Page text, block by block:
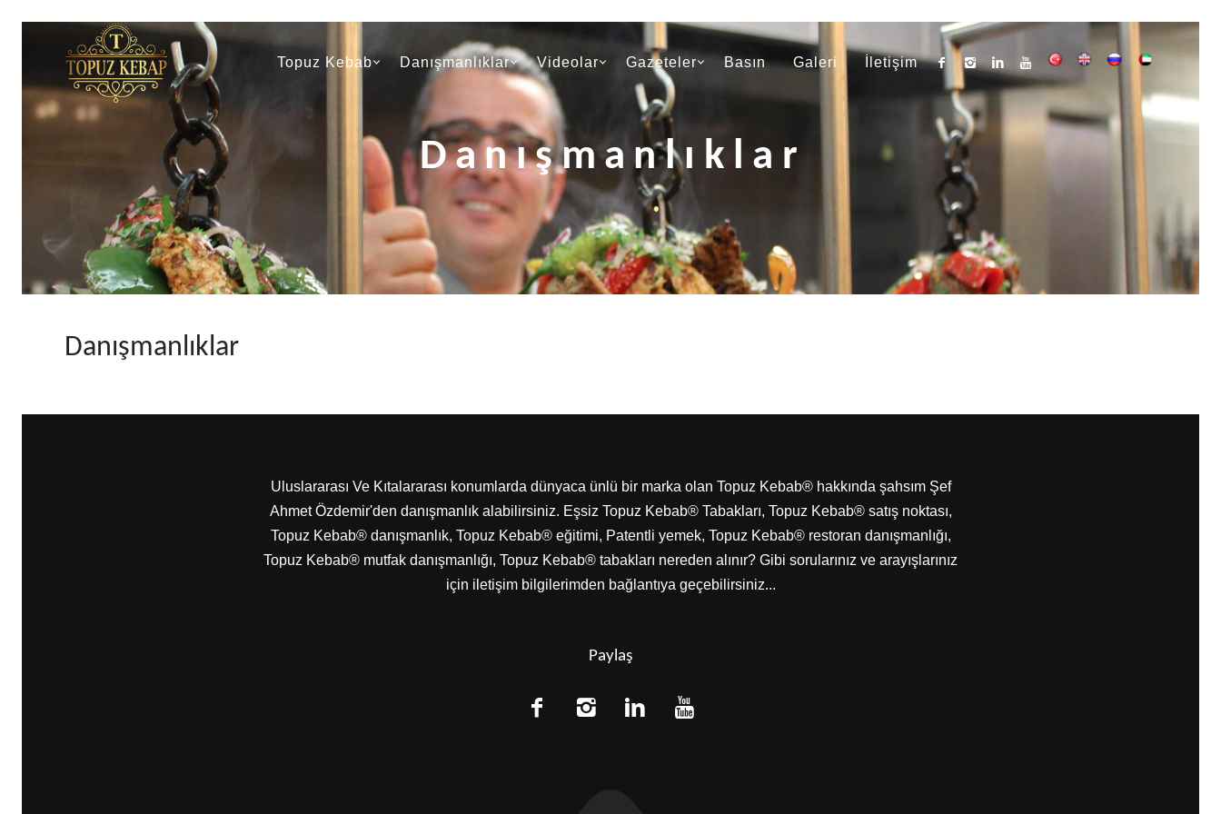
Navigasyon
Topuz Kebab Danışmanlıklar Videolar Gazeteler Basın Galeri İletişim
Danışmanlıklar
Danışmanlıklar
Uluslararası Ve Kıtalararası konumlarda dünyaca ünlü bir marka olan Topuz Kebab® hakkında şahsım Şef
Ahmet Özdemir'den danışmanlık alabilirsiniz. Eşsiz Topuz Kebab® Tabakları, Topuz Kebab® satış noktası,
Topuz Kebab® danışmanlık, Topuz Kebab® eğitimi, Patentli yemek, Topuz Kebab® restoran danışmanlığı,
Topuz Kebab® mutfak danışmanlığı, Topuz Kebab® tabakları nereden alınır? Gibi sorularınız ve arayışlarınız
için iletişim bilgilerimden bağlantıya geçebilirsiniz...
Paylaş